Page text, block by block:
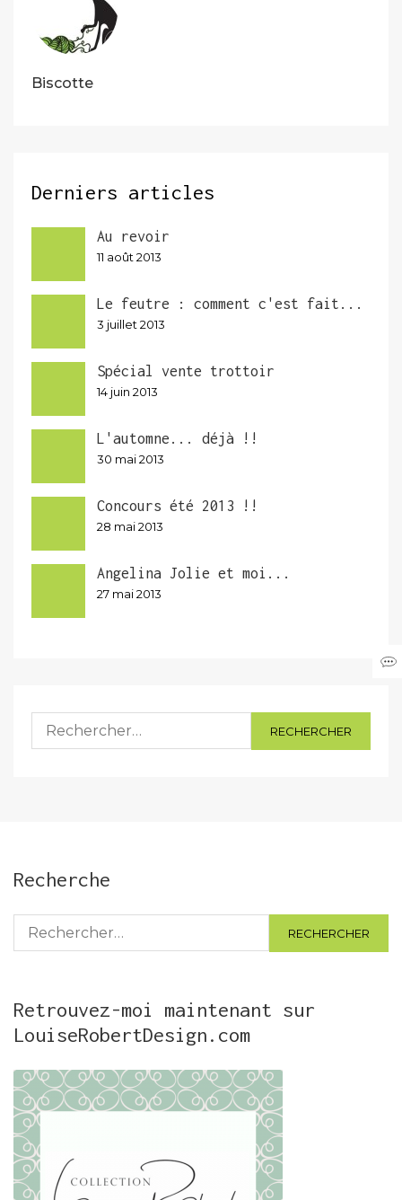
Biscotte
Derniers articles
Au revoir
11 août 2013
Le feutre : comment c'est fait...
3 juillet 2013
Spécial vente trottoir
14 juin 2013
L'automne... déjà !!
30 mai 2013
Concours été 2013 !!
28 mai 2013
Angelina Jolie et moi...
27 mai 2013
Rechercher :
Recherche
Rechercher :
Retrouvez-moi maintenant sur
LouiseRobertDesign.com